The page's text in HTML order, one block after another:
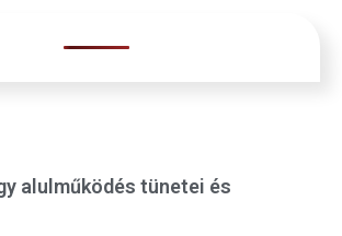
alulműködés tünetei és